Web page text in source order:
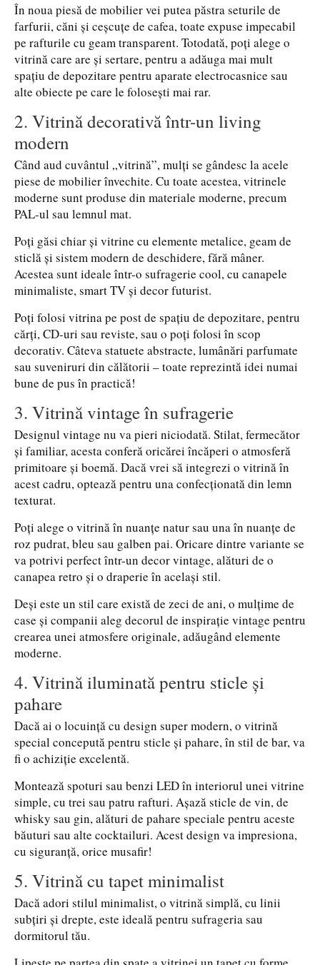
În noua piesă de mobilier vei putea păstra seturile de
farfurii, căni și ceșcuțe de cafea, toate expuse impecabil
pe rafturile cu geam transparent. Totodată, poți alege o
vitrină care are și sertare, pentru a adăuga mai mult
spațiu de depozitare pentru aparate electrocasnice sau
alte obiecte pe care le folosești mai rar.
2. Vitrină decorativă într-un living
modern
Când aud cuvântul „vitrină”, mulți se gândesc la acele
piese de mobilier învechite. Cu toate acestea, vitrinele
moderne sunt produse din materiale moderne, precum
PAL-ul sau lemnul mat.
Poți găsi chiar și vitrine cu elemente metalice, geam de
sticlă și sistem modern de deschidere, fără mâner.
Acestea sunt ideale într-o sufragerie cool, cu canapele
minimaliste, smart TV și decor futurist.
Poți folosi vitrina pe post de spațiu de depozitare, pentru
cărți, CD-uri sau reviste, sau o poți folosi în scop
decorativ. Câteva statuete abstracte, lumânări parfumate
sau suveniruri din călătorii – toate reprezintă idei numai
bune de pus în practică!
3. Vitrină vintage în sufragerie
Designul vintage nu va pieri niciodată. Stilat, fermecător
și familiar, acesta conferă oricărei încăperi o atmosferă
primitoare și boemă. Dacă vrei să integrezi o vitrină în
acest cadru, optează pentru una confecționată din lemn
texturat.
Poți alege o vitrină în nuanțe natur sau una în nuanțe de
roz pudrat, bleu sau galben pai. Oricare dintre variante se
va potrivi perfect într-un decor vintage, alături de o
canapea retro și o draperie în același stil.
Deși este un stil care există de zeci de ani, o mulțime de
case și companii aleg decorul de inspirație vintage pentru
crearea unei atmosfere originale, adăugând elemente
moderne.
4. Vitrină iluminată pentru sticle și
pahare
Dacă ai o locuință cu design super modern, o vitrină
special concepută pentru sticle și pahare, în stil de bar, va
fi o achiziție excelentă.
Montează spoturi sau benzi LED în interiorul unei vitrine
simple, cu trei sau patru rafturi. Așază sticle de vin, de
whisky sau gin, alături de pahare speciale pentru aceste
băuturi sau alte cocktailuri. Acest design va impresiona,
cu siguranță, orice musafir!
5. Vitrină cu tapet minimalist
Dacă adori stilul minimalist, o vitrină simplă, cu linii
subțiri și drepte, este ideală pentru sufrageria sau
dormitorul tău.